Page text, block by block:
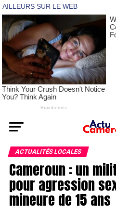
ACTUALITÉS LOCALES
Cameroun : un
pour agression
mineure de 15 ans